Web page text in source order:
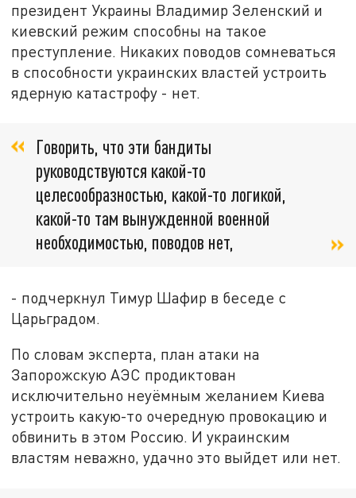
президент Украины Владимир Зеленский и
киевский режим способны на такое
преступление. Никаких поводов сомневаться
в способности украинских властей устроить
ядерную катастрофу - нет.
Говорить, что эти бандиты
руководствуются какой-то
целесообразностью, какой-то логикой,
какой-то там вынужденной военной
необходимостью, поводов нет,
- подчеркнул Тимур Шафир в беседе с
Царьградом.
По словам эксперта, план атаки на
Запорожскую АЭС продиктован
исключительно неуёмным желанием Киева
устроить какую-то очередную провокацию и
обвинить в этом Россию. И украинским
властям неважно, удачно это выйдет или нет.